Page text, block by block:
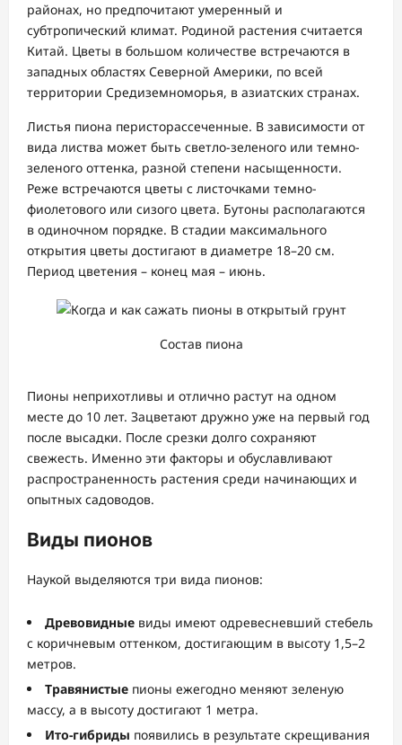
районах, но предпочитают умеренный и
субтропический климат. Родиной растения считается
Китай. Цветы в большом количестве встречаются в
западных областях Северной Америки, по всей
территории Средиземноморья, в азиатских странах.
Листья пиона перисторассеченные. В зависимости от
вида листва может быть светло-зеленого или темно-
зеленого оттенка, разной степени насыщенности.
Реже встречаются цветы с листочками темно-
фиолетового или сизого цвета. Бутоны располагаются
в одиночном порядке. В стадии максимального
открытия цветы достигают в диаметре 18–20 см.
Период цветения – конец мая – июнь.
Состав пиона
Пионы неприхотливы и отлично растут на одном
месте до 10 лет. Зацветают дружно уже на первый год
после высадки. После срезки долго сохраняют
свежесть. Именно эти факторы и обуславливают
распространенность растения среди начинающих и
опытных садоводов.
Виды пионов
Наукой выделяются три вида пионов:
Древовидные виды имеют одревесневший стебель
с коричневым оттенком, достигающим в высоту 1,5–2
метров.
Травянистые пионы ежегодно меняют зеленую
массу, а в высоту достигают 1 метра.
Ито-гибриды появились в результате скрещивания